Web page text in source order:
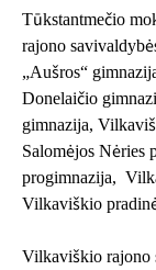
Tūkstantmečio
rajono
„Aušros“
Donelaičio
gimnazija,
Salomėjos Nėries
progimnazija,
Vilkaviškio
Vilkaviškio rajono